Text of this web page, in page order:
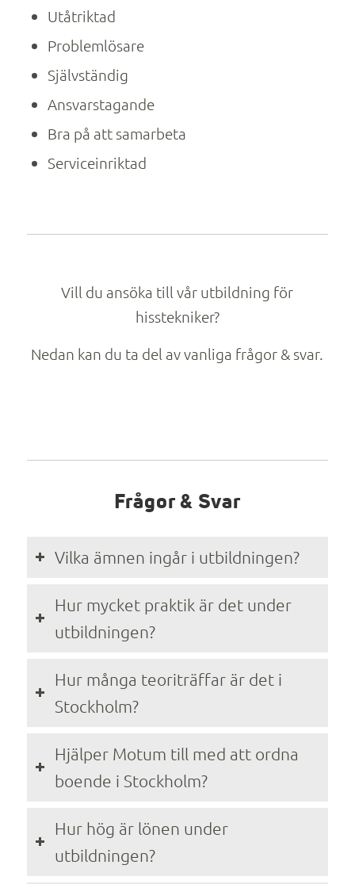
Utåtriktad
Problemlösare
Självständig
Ansvarstagande
Bra på att samarbeta
Serviceinriktad
Vill du ansöka till vår utbildning för
hisstekniker?
Nedan kan du ta del av vanliga frågor & svar.
Frågor & Svar
Vilka ämnen ingår i utbildningen?
Hur mycket praktik är det under
utbildningen?
Hur många teoriträffar är det i
Stockholm?
Hjälper Motum till med att ordna
boende i Stockholm?
Hur hög är lönen under
utbildningen?